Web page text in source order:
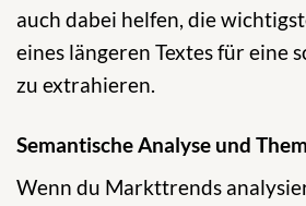
auch dabei helfen, die
eines längeren Textes für eine
zu extrahieren.
Semantische Analyse und
Wenn du Markttrends